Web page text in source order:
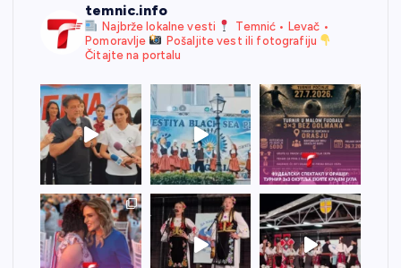
temnic.info
Najbrže lokalne vesti
Temnić • Levač •
Pomoravlje
Pošaljite vest ili fotografiju
Čitajte na portalu